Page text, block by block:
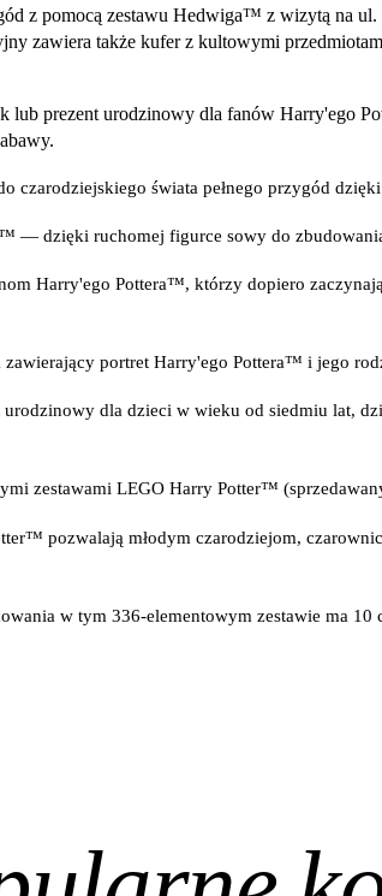
z pomocą zestawu Hedwiga™ z wizytą na
zawiera także kufer z kultowymi
lub prezent urodzinowy dla fanów Harry'ego
świata pełnego przygód
dzięki ruchomej figurce sowy do
Harry'ego Pottera™, którzy dopiero
portret Harry'ego Pottera™ i jego
dla dzieci w wieku od siedmiu lat,
zestawami LEGO Harry Potter™
pozwalają młodym czarodziejom,
w tym 336-elementowym zestawie ma 10